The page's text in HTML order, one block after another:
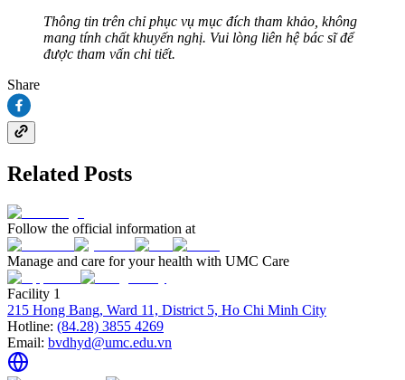
Thông tin trên chỉ phục vụ mục đích tham khảo, không
mang tính chất khuyến nghị. Vui lòng liên hệ bác sĩ để
được tham vấn chi tiết.
Share
Related Posts
Follow the official information at
Manage and care for your health with UMC Care
Facility 1
215 Hong Bang, Ward 11, District 5, Ho Chi Minh City
Hotline: (84.28) 3855 4269
Email: bvdhyd@umc.edu.vn